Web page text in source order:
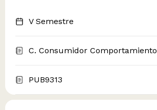
V Semestre
C. Consumidor Comportamiento
PUB9313